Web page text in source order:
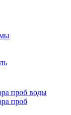
проб воды
проб